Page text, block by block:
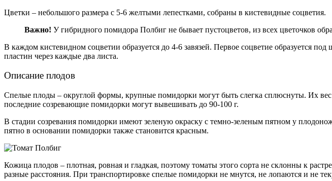
Цветки – небольшого размера с 5-6 желтыми лепестками, собраны в кистевидные соцветия.
Важно! У гибридного помидора Полбиг не бывает пустоцветов, из всех цветочков
В каждом кистевидном соцветии образуется до 4-6 завязей. Первое соцветие образуется
пластин через каждые два листа.
Описание плодов
Спелые плоды – округлой формы, крупные помидорки могут быть слегка сплюснуты. Их
последние созревающие помидорки могут вывешивать до 90-100 г.
В стадии созревания помидорки имеют зеленую окраску с темно-зеленым пятном у
пятно в основании помидорки также становится красным.
Кожица плодов – плотная, ровная и гладкая, поэтому томаты этого сорта не склонны к
разные расстояния. При транспортировке спелые помидорки не мнутся, не лопаются и не